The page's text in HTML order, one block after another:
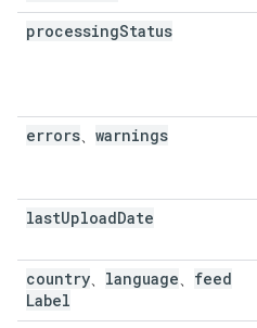
processingStatus
errors
warnings
lastUploadDate
country
language
feed
Label